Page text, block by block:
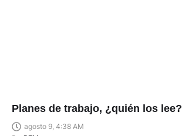
Planes de trabajo, ¿quién los lee?
agosto 9, 4:38 AM